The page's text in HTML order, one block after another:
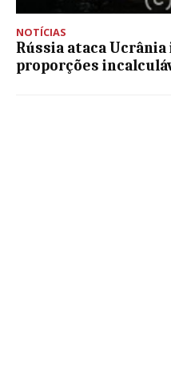
NOTÍCIAS
Rússia ataca
proporções